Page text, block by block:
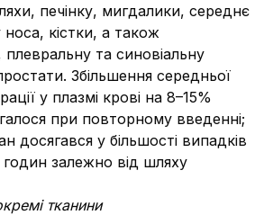
печінку, мигдалики, середнє
кістки, а також
та синовіальну
Збільшення середньої
у плазмі крові на 8–15%
при повторному введенні;
досягався у більшості випадків
залежно від шляху
тканини